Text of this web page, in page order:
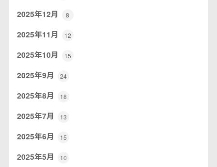
2025年12月 8
2025年11月 12
2025年10月 15
2025年9月 24
2025年8月 18
2025年7月 13
2025年6月 15
2025年5月 10